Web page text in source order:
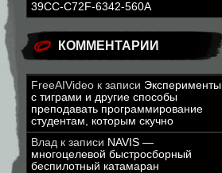
39CC-C72F-6342-560A
КОММЕНТАРИИ
FreeAIVideo к записи Эксперименты
с тиграми и другие способы
преподавать программирование
студентам, которым скучно
Влад к записи NAVIS —
многоцелевой быстросборный
беспилотный катамаран